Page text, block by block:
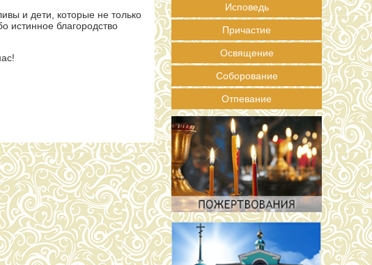
и дети, которые не только
истинное благородство
Исповедь
Причастие
Освящение
Соборование
Отпевание